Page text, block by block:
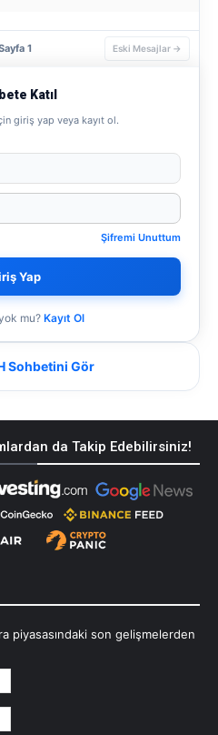
1 Eski Mesajlar →
Katıl
giriş yap veya kayıt ol.
Şifremi Unuttum
Yap
mu?Kayıt Ol
Sohbetini Gör
da Takip Edebilirsiniz!
piyasasındaki son gelişmelerden